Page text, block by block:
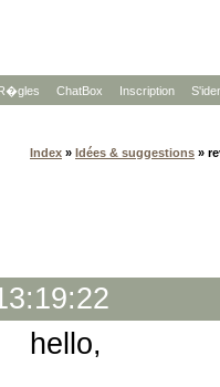
ChatBox Inscription
Index » Idées & suggestions »
hello,